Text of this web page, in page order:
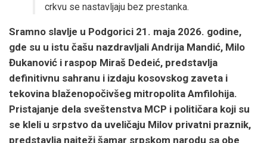
crkvu se nastavljaju bez prestanka.
Sramno slavlje u Podgorici 21. maja 2026. godine,
gde su u istu čašu nazdravljali Andrija Mandić, Milo
Đukanović i raspop Miraš Dedeić, predstavlja
definitivnu sahranu i izdaju kosovskog zaveta i
tekovina blaženopočivšeg mitropolita Amfilohija.
Pristajanje dela sveštenstva MCP i političara koji su
se kleli u srpstvo da uveličaju Milov privatni praznik,
predstavlja najteži šamar srpskom narodu sa obe